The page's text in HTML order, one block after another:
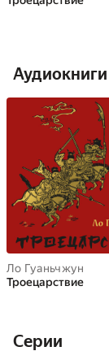
Аудиокниги
Ло Гуаньчжун
Троецарствие
Cерии